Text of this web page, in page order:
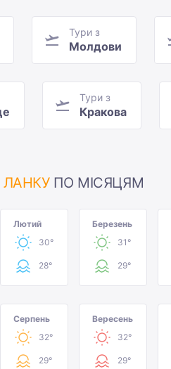
Тури з
Молдови
Тури з
Кракова
ЛАНКУПО МІСЯЦЯМ
Лютий
30°
28°
Березень
31°
29°
Серпень
32°
29°
Вересень
32°
29°